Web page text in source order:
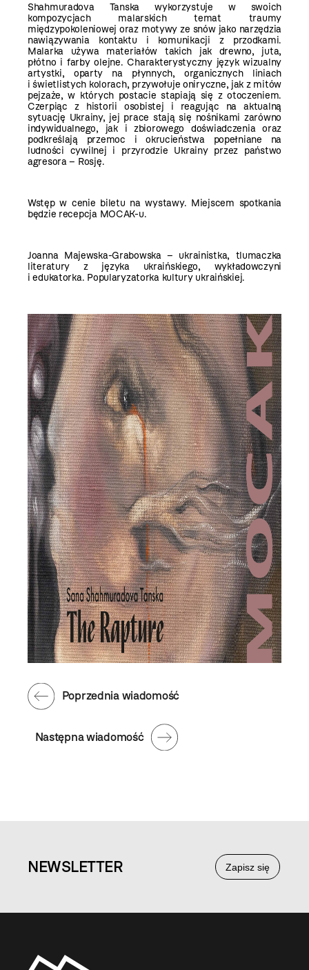
Shahmuradova Tanska wykorzystuje w swoich
kompozycjach malarskich temat traumy
międzypokoleniowej oraz motywy ze snów jako narzędzia
nawiązywania kontaktu i komunikacji z przodkami.
Malarka używa materiałów takich jak drewno, juta,
płótno i farby olejne. Charakterystyczny język wizualny
artystki, oparty na płynnych, organicznych liniach
i świetlistych kolorach, przywołuje oniryczne, jak z mitów
pejzaże, w których postacie stapiają się z otoczeniem.
Czerpiąc z historii osobistej i reagując na aktualną
sytuację Ukrainy, jej prace stają się nośnikami zarówno
indywidualnego, jak i zbiorowego doświadczenia oraz
podkreślają przemoc i okrucieństwa popełniane na
ludności cywilnej i przyrodzie Ukrainy przez państwo
agresora – Rosję.
Wstęp w cenie biletu na wystawy. Miejscem spotkania
będzie recepcja MOCAK-u.
Joanna Majewska-Grabowska – ukrainistka, tlumaczka
literatury z języka ukraińskiego, wykładowczyni
i edukatorka. Popularyzatorka kultury ukraińskiej.
Następna wiadomość
Poprzednia wiadomość
Zapisz się
NEWSLETTER